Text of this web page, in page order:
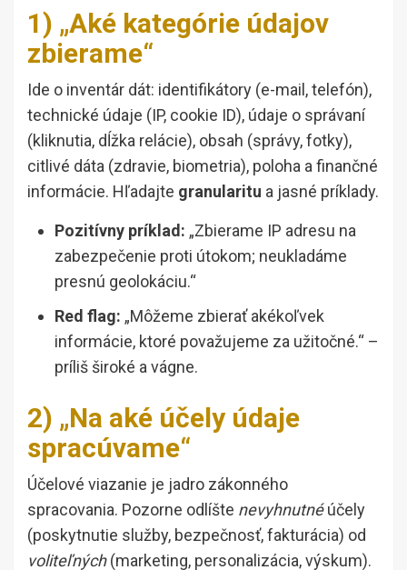
1) „Aké kategórie údajov
zbierame“
Ide o inventár dát: identifikátory (e-mail, telefón),
technické údaje (IP, cookie ID), údaje o správaní
(kliknutia, dĺžka relácie), obsah (správy, fotky),
citlivé dáta (zdravie, biometria), poloha a finančné
informácie. Hľadajte granularitu a jasné príklady.
Pozitívny príklad: „Zbierame IP adresu na
zabezpečenie proti útokom; neukladáme
presnú geolokáciu.“
Red flag: „Môžeme zbierať akékoľvek
informácie, ktoré považujeme za užitočné.“ –
príliš široké a vágne.
2) „Na aké účely údaje
spracúvame“
Účelové viazanie je jadro zákonného
spracovania. Pozorne odlíšte nevyhnutnéúčely
(poskytnutie služby, bezpečnosť, fakturácia) od
voliteľných(marketing, personalizácia, výskum).